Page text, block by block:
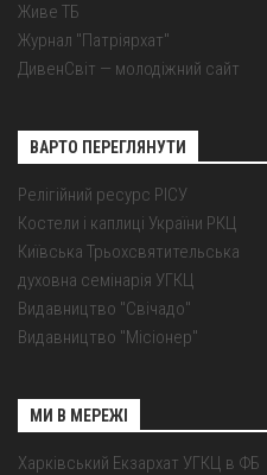
Живе ТБ
Журнал "Патріярхат"
ДивенСвіт — молодіжний сайт
ВАРТО ПЕРЕГЛЯНУТИ
Релігійний ресурс РІСУ
Костели і каплиці України РКЦ
Київська Трьохсвятительська
духовна семінарія УГКЦ
Видавництво "Свічадо"
Видавництво "Місіонер"
МИ В МЕРЕЖІ
Харківський Екзархат УГКЦ в ФБ